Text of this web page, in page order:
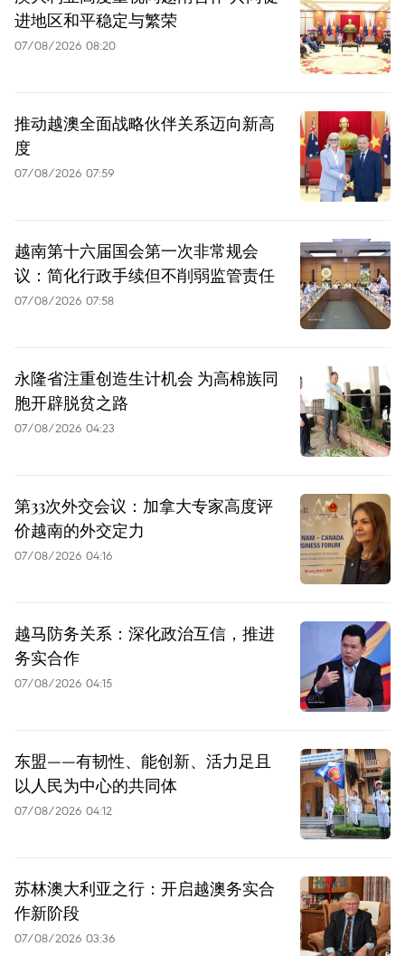
进地区和平稳定与繁荣
07/08/2026 08:20
推动越澳全面战略伙伴关系迈向新高
度
07/08/2026 07:59
越南第十六届国会第一次非常规会
议：简化行政手续但不削弱监管责任
07/08/2026 07:58
永隆省注重创造生计机会 为高棉族同
胞开辟脱贫之路
07/08/2026 04:23
第33次外交会议：加拿大专家高度评
价越南的外交定力
07/08/2026 04:16
越马防务关系：深化政治互信，推进
务实合作
07/08/2026 04:15
东盟——有韧性、能创新、活力足且
以人民为中心的共同体
07/08/2026 04:12
苏林澳大利亚之行：开启越澳务实合
作新阶段
07/08/2026 03:36